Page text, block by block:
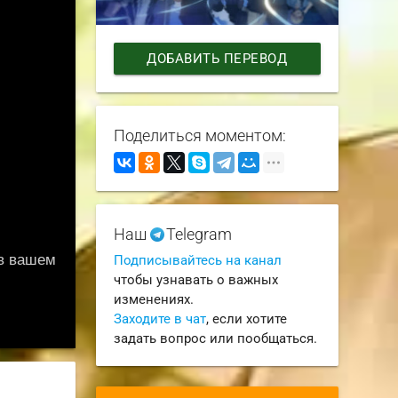
ДОБАВИТЬ ПЕРЕВОД
Поделиться моментом:
Наш Telegram
Подписывайтесь на канал
чтобы узнавать о важных
изменениях.
Заходите в чат, если хотите
задать вопрос или пообщаться.